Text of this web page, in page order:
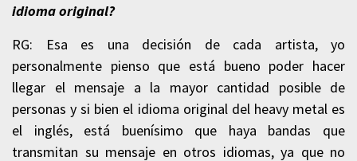
idioma original?
RG: Esa es una decisión de cada artista, yo
personalmente pienso que está bueno poder hacer
llegar el mensaje a la mayor cantidad posible de
personas y si bien el idioma original del heavy metal es
el inglés, está buenísimo que haya bandas que
transmitan su mensaje en otros idiomas, ya que no